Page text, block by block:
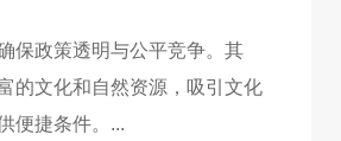
保政策透明与公平竞争。其
的文化和自然资源，吸引文化
便捷条件。...